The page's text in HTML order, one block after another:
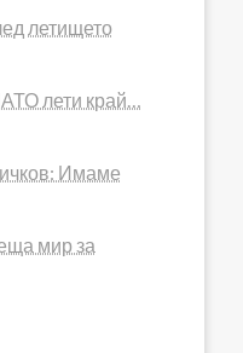
летището
лети край…
Имаме
мир за